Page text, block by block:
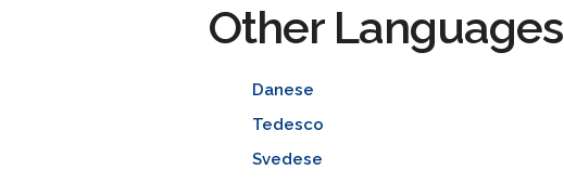
Other Languages
Danese
Tedesco
Svedese